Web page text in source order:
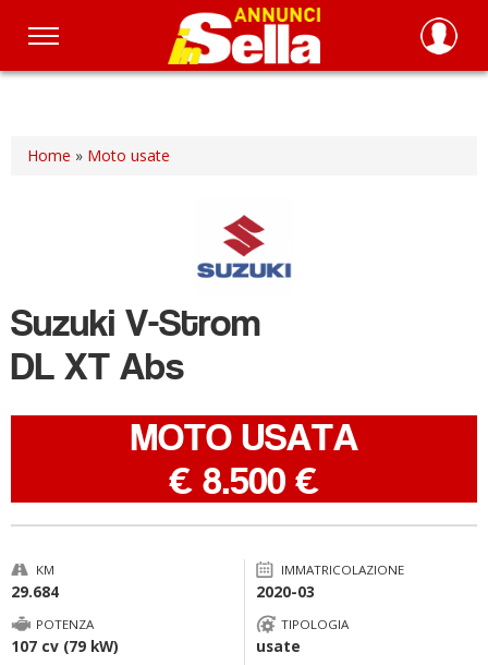
Salta
principale
Home » Moto usate
Suzuki V-Strom
DL XT Abs
MOTO USATA
€ 8.500 €
KM
29.684
IMMATRICOLAZIONE
2020-03
POTENZA
107 cv (79 kW)
TIPOLOGIA
usate